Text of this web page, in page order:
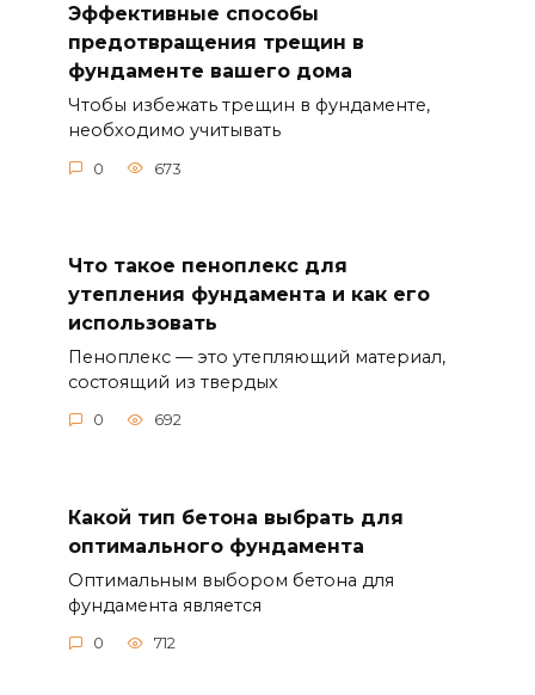
Эффективные способы
предотвращения трещин в
фундаменте вашего дома
Чтобы избежать трещин в фундаменте,
необходимо учитывать
0 673
Что такое пеноплекс для
утепления фундамента и как его
использовать
Пеноплекс — это утепляющий материал,
состоящий из твердых
0 692
Какой тип бетона выбрать для
оптимального фундамента
Оптимальным выбором бетона для
фундамента является
0 712